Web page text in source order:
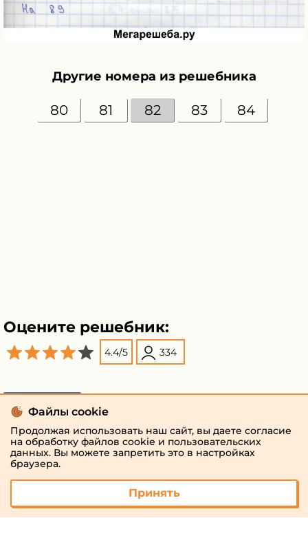
Другие номера из решебника
80 81 82 83 84
Оцените решебник:
4.4/5 334
Файлы cookie
Продолжая использовать наш сайт, вы даете согласие
на обработку файлов cookie и пользовательских
данных. Вы можете запретить это в настройках
браузера.
Принять